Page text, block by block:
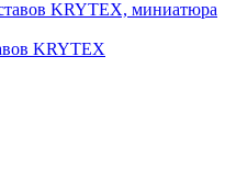
KRYTEX